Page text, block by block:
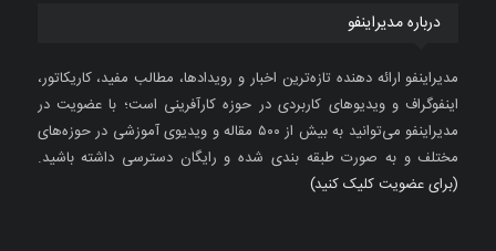
درباره مدیراینفو
مدیراینفو ارائه دهنده تازه‌ترین اخبار و رویدادها، مطالب مفید، کاریکاتور،
اینفوگراف و ویدیوهای کاربردی در حوزه کارآفرینی است؛ با عضویت در
مدیراینفو می‌توانید به بیش از ۵۰۰ مقاله و ویدیوی آموزشی در حوزه‌های
مختلف و به صورت طبقه بندی شده و رایگان دسترسی داشته باشید.
(برای عضویت کلیک کنید)